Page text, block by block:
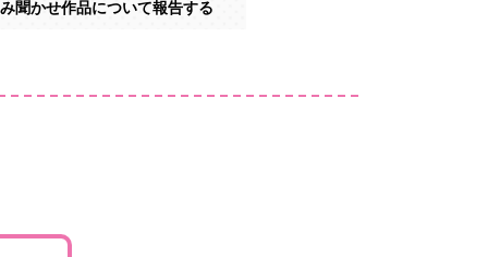
聞かせ作品について報告する